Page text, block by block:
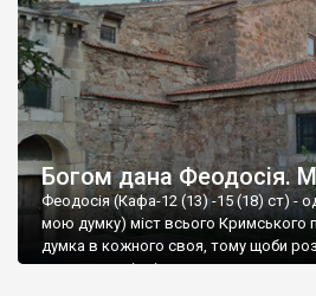
Богом дана Феодосія.
Феодосія (Кафа-12 (13) -15 (18) ст) -
мою думку) міст всього Кримського
думка в кожного своя, тому щоби
запрошую відвідати це